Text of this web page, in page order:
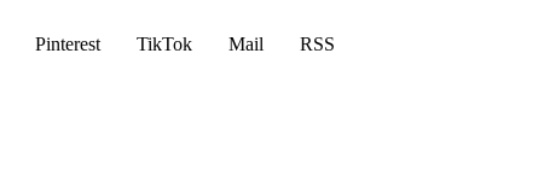
Pinterest TikTok Mail
RSS